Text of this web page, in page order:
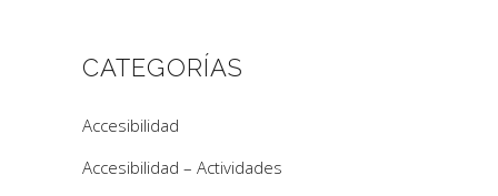
CATEGORÍAS
Accesibilidad
Accesibilidad – Actividades